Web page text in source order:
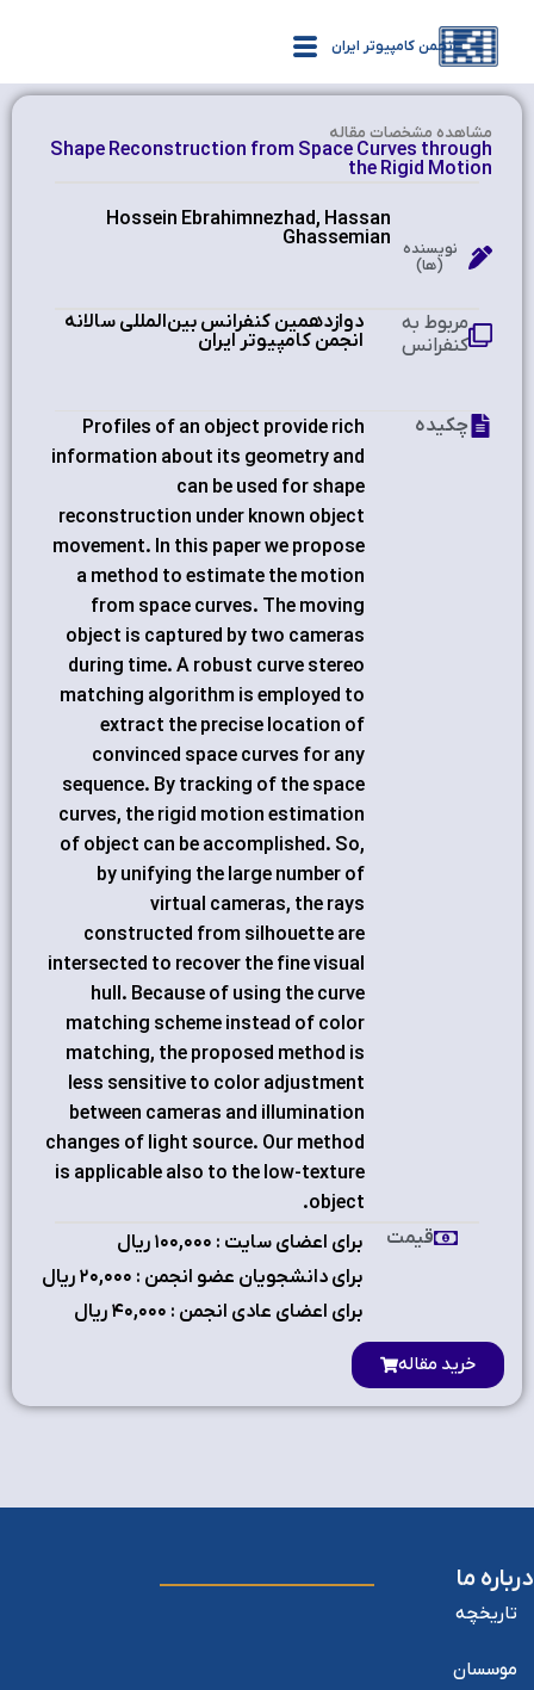
انجمن کامپیوتر ایران
مشاهده‌ مشخصات مقاله
Shape Reconstruction from Space Curves through
the Rigid Motion
Hossein Ebrahimnezhad, Hassan
Ghassemian
نویسنده
(ها)
دوازدهمین کنفرانس بین‌المللی سالانه
انجمن کامپیوتر ایران
مربوط به
کنفرانس
Profiles of an object provide rich
information about its geometry and
can be used for shape
reconstruction under known object
movement. In this paper we propose
a method to estimate the motion
from space curves. The moving
object is captured by two cameras
during time. A robust curve stereo
matching algorithm is employed to
extract the precise location of
convinced space curves for any
sequence. By tracking of the space
curves, the rigid motion estimation
of object can be accomplished. So,
by unifying the large number of
virtual cameras, the rays
constructed from silhouette are
intersected to recover the fine visual
hull. Because of using the curve
matching scheme instead of color
matching, the proposed method is
less sensitive to color adjustment
between cameras and illumination
changes of light source. Our method
is applicable also to the low-texture
object.
چکیده
برای اعضای سایت : ۱٠٠,٠٠٠ ریال
برای دانشجویان عضو انجمن : ۲٠,٠٠٠ ریال
برای اعضای عادی انجمن : ۴٠,٠٠٠ ریال
قیمت
خرید مقاله
درباره ما
تاریخچه
موسسان